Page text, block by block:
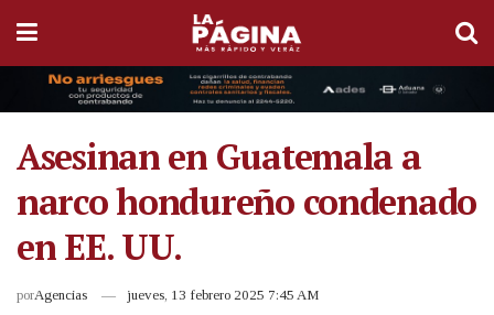
Asesinan en Guatemala a
narco hondureño condenado
en EE. UU.
porAgencias jueves, 13 febrero 2025 7:45 AM